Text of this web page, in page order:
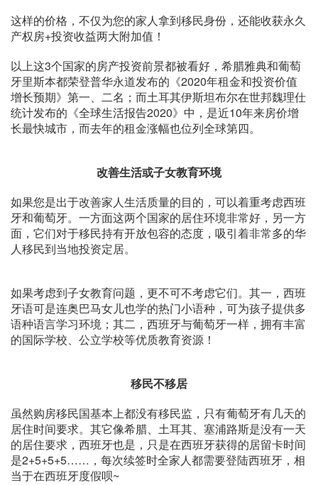
这样的价格，不仅为您的家人拿到移民身份，还能收获永久
产权房+投资收益两大附加值！
以上这3个国家的房产投资前景都被看好，希腊雅典和葡萄
牙里斯本都荣登普华永道发布的《2020年租金和投资价值
增长预期》第一、二名；而土耳其伊斯坦布尔在世邦魏理仕
统计发布的《全球生活报告2020》中，是近10年来房价增
长最快城市，而去年的租金涨幅也位列全球第四。
改善生活或子女教育环境
如果您是出于改善家人生活质量的目的，可以着重考虑西班
牙和葡萄牙。一方面这两个国家的居住环境非常好，另一方
面，它们对于移民持有开放包容的态度，吸引着非常多的华
人移民到当地投资定居。
如果考虑到子女教育问题，更不可不考虑它们。其一，西班
牙语可是连奥巴马女儿也学的热门小语种，可为孩子提供多
语种语言学习环境；其二，西班牙与葡萄牙一样，拥有丰富
的国际学校、公立学校等优质教育资源！
移民不移居
虽然购房移民国基本上都没有移民监，只有葡萄牙有几天的
居住时间要求。其它像希腊、土耳其、塞浦路斯是没有一天
的居住要求，西班牙也是，只是在西班牙获得的居留卡时间
是2+5+5+5……，每次续签时全家人都需要登陆西班牙，相
当于在西班牙度假呗~